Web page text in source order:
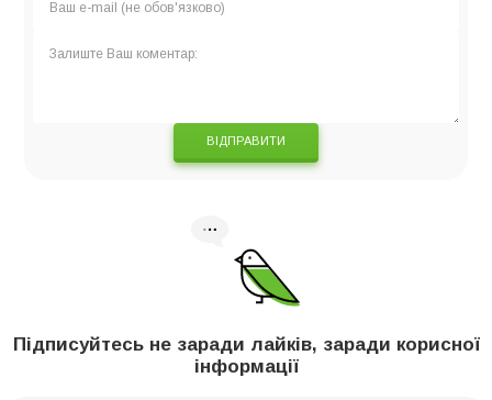
ВІДПРАВИТИ
Підписуйтесь не заради лайків, заради корисної
інформації